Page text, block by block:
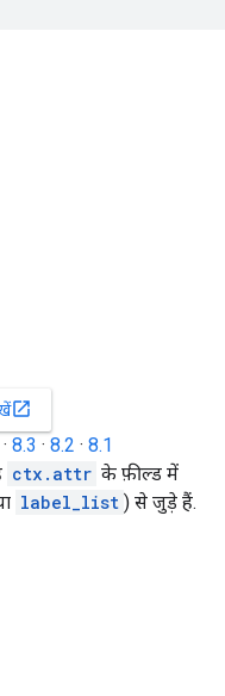
open_in_new
· 8.3 · 8.2 · 8.1
ctx.attr के फ़ील्ड में
label_list ) से जुड़े हैं.